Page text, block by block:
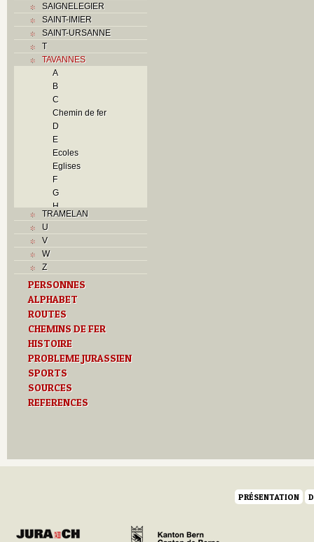
SAIGNELEGIER
SAINT-IMIER
SAINT-URSANNE
T
TAVANNES
A
B
C
Chemin de fer
D
E
Ecoles
Eglises
F
G
H
I
P
Problème jurassien
R
Routes
S
Textes
Z
TRAMELAN
U
V
W
Z
PERSONNES
ALPHABET
ROUTES
CHEMINS DE FER
HISTOIRE
PROBLEME JURASSIEN
SPORTS
SOURCES
REFERENCES
PRÉSENTATION